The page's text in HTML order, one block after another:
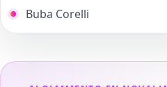
Buba Corelli